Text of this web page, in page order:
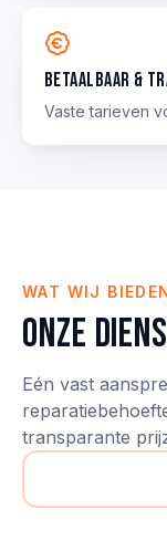
Betaalbaar &
Vaste tarieven
WAT WIJ
Onze
Eén vast
transparante